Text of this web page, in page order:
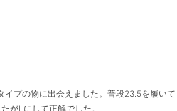
プの物に出会えました。普段23.5を履いて
がLにして正解でした。